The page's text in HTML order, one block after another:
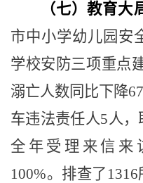
（七）教育大
市中小学幼儿园安
学校安防三项重点
溺亡人数同比下降
车违法责任人5人，
全年受理来信来
100%。排查了 1316